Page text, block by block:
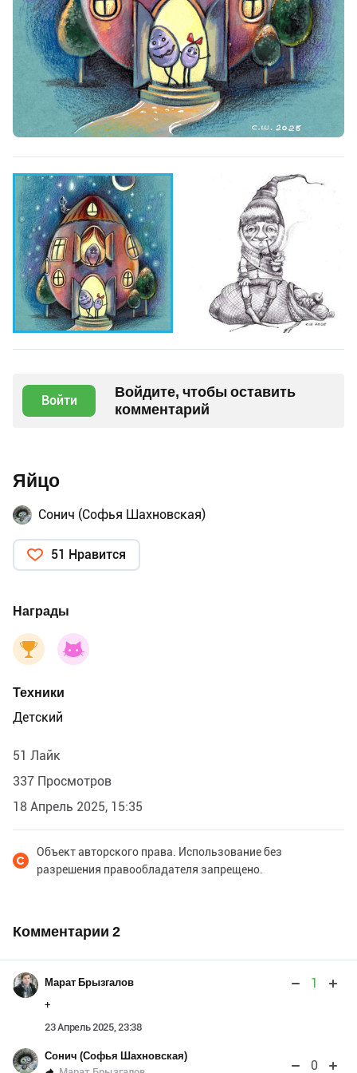
Войти
Войдите, чтобы оставить
комментарий
Яйцо
Сонич (Софья Шахновская)
51 Нравится
Награды
Техники
Детский
51 Лайк
337 Просмотров
18 Апрель 2025, 15:35
Объект авторского права. Использование без
разрешения правообладателя запрещено.
Комментарии 2
Марат Брызгалов 1
+
23 Апрель 2025, 23:38
Сонич (Софья Шахновская)
0